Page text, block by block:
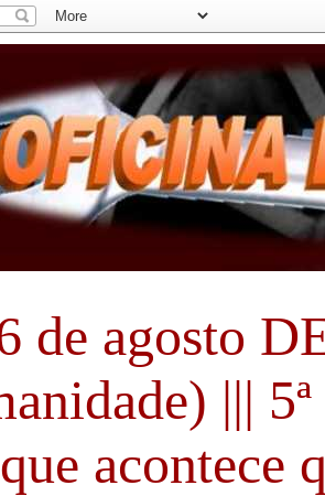
de agosto
|||
acontece